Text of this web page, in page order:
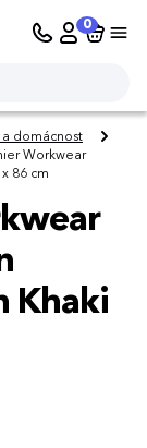
0
a domácnost
Workwear
86 cm
Khaki